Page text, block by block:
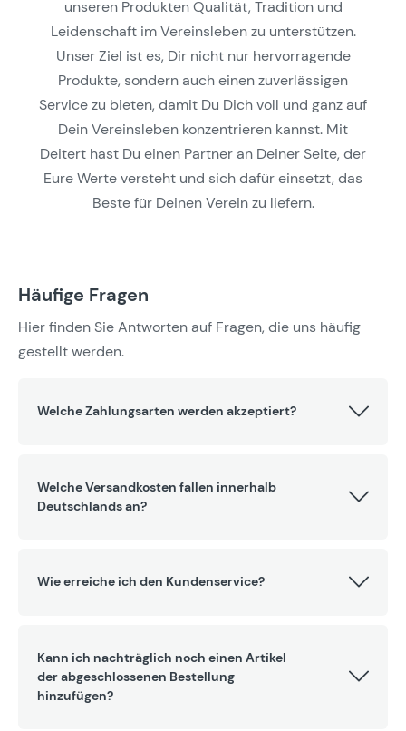
unseren Produkten Qualität, Tradition und
Leidenschaft im Vereinsleben zu unterstützen.
Unser Ziel ist es, Dir nicht nur hervorragende
Produkte, sondern auch einen zuverlässigen
Service zu bieten, damit Du Dich voll und ganz auf
Dein Vereinsleben konzentrieren kannst. Mit
Deitert hast Du einen Partner an Deiner Seite, der
Eure Werte versteht und sich dafür einsetzt, das
Beste für Deinen Verein zu liefern.
Häufige Fragen
Hier finden Sie Antworten auf Fragen, die uns häufig
gestellt werden.
Welche Zahlungsarten werden akzeptiert?
Welche Versandkosten fallen innerhalb
Deutschlands an?
Wie erreiche ich den Kundenservice?
Kann ich nachträglich noch einen Artikel
der abgeschlossenen Bestellung
hinzufügen?